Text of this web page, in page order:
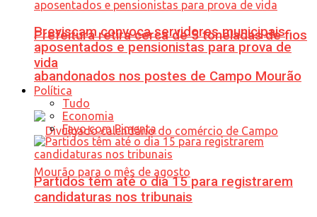
Prefeitura retira cerca de 5 toneladas de fios
abandonados nos postes de Campo Mourão
Previscam convoca servidores municipais
aposentados e pensionistas para prova de
vida
Política
Tudo
Economia
Favo com Pimenta
Partidos têm até o dia 15 para registrarem
candidaturas nos tribunais